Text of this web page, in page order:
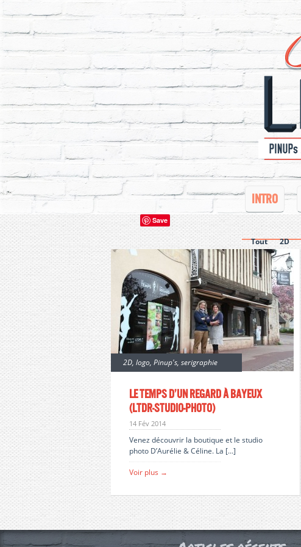
INTRO
Save
Tout 2D
2D, logo, Pinup's, serigraphie
Le temps d’un regard à bayeux
(ltdr-studio-photo)
14 Fév 2014
Venez découvrir la boutique et le studio
photo D’Aurélie & Céline. La […]
Voir plus →